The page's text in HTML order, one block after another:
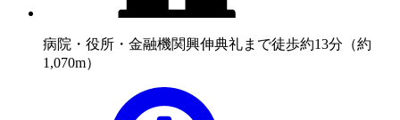
病院・役所・金融機関興伸典礼まで徒歩約13分（約
1,070m）